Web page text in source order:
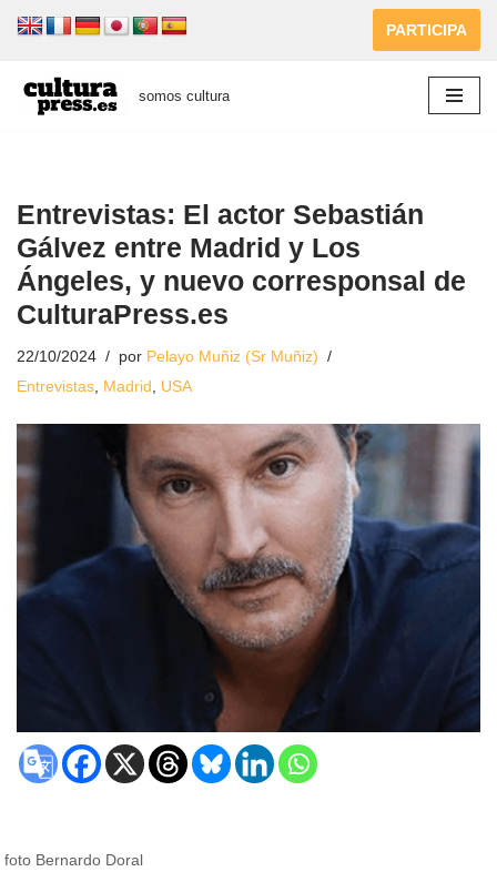
al
contenido
PARTICIPA
somos cultura
Entrevistas: El actor Sebastián
Gálvez entre Madrid y Los
Ángeles, y nuevo corresponsal de
CulturaPress.es
22/10/2024 por Pelayo Muñiz (Sr Muñiz)
Entrevistas Madrid USA
foto Bernardo Doral